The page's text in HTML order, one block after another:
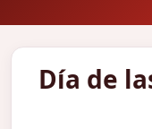
Día de